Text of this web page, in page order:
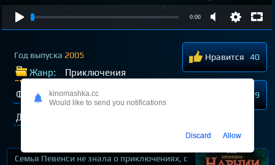
0:00
Год выпуска 2005
Жанр: Приключения
Фэнтези Семейные
Для детей
Нравится 40
9
Семья Певенси не знала о приключениях, с
kinomashka.cc
Would like to send you notifications
Discard Allow